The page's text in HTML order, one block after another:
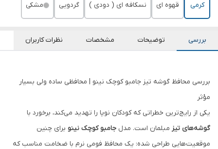
کرمی قهوه ای نسکافه ای ( دودی ) گردویی مشکی
بررسی توضیحات مشخصات نظرات کاربران
بررسی محافظ گوشه تیز جامبو کوچک نینو | محافظی ساده ولی بسیار
مؤثر
یکی از رایج‌ترین خطراتی که کودکان نوپا را تهدید می‌کند، برخورد با
گوشه‌های تیز مبلمان است. مدل جامبو کوچک نینو برای چنین
موقعیت‌هایی طراحی شده: یک محافظ فومی نرم با ضخامت مناسب که